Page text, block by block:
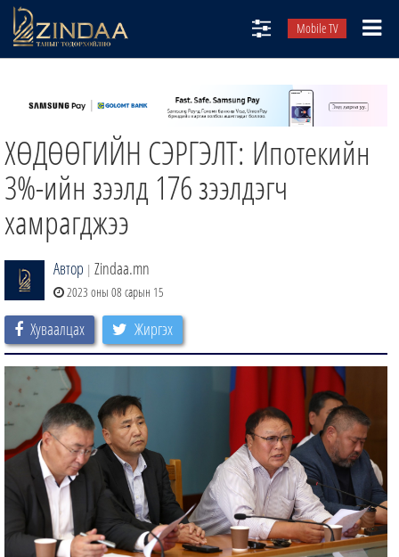
Mobile TV
ТВ8
ӨГЛӨӨНИЙ СОНИН
АУДИО ЗОХИОЛ
ХӨДӨӨГИЙН СЭРГЭЛТ: Ипотекийн
3%-ийн зээлд 176 зээлдэгч
хамрагджээ
Автор | Zindaa.mn
2023 оны 08 сарын 15
Хуваалцах Жиргэх